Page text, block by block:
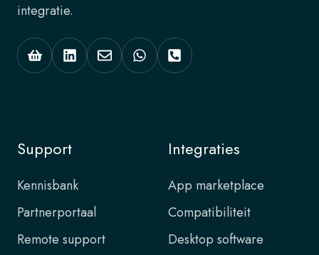
integratie.
Support
Kennisbank
Partnerportaal
Remote support
Integraties
App marketplace
Compatibiliteit
Desktop software